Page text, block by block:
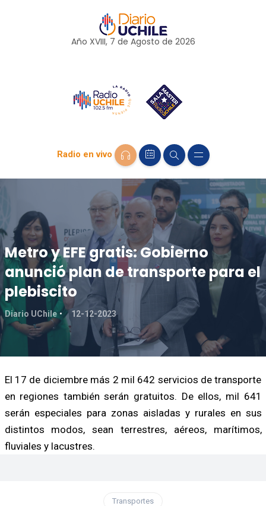
Año XVIII, 7 de Agosto de 2026
Radio en vivo
Metro y EFE gratis: Gobierno
anunció plan de transporte para el
plebiscito
Diario UChile 12-12-2023
El 17 de diciembre más 2 mil 642 servicios de transporte
en regiones también serán gratuitos. De ellos, mil 641
serán especiales para zonas aisladas y rurales en sus
distintos modos, sean terrestres, aéreos, marítimos,
fluviales y lacustres.
Transportes